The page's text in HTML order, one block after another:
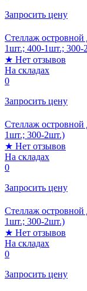
Запросить цену
Стеллаж
1шт.; 400-1шт.; 300-
★ Нет отзывов
На складах
0
Запросить цену
Стеллаж
1шт.; 300-2шт.)
★ Нет отзывов
На складах
0
Запросить цену
Стеллаж
1шт.; 300-2шт.)
★ Нет отзывов
На складах
0
Запросить цену